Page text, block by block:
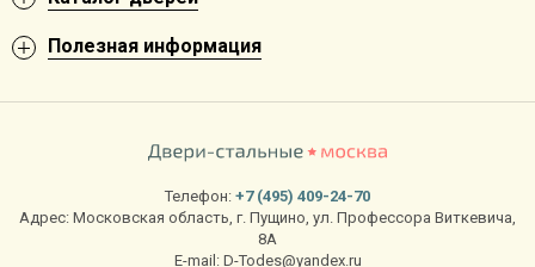
Полезная информация
Телефон: +7 (495) 409-24-70
Адрес: Московская область, г. Пущино, ул. Профессора Виткевича,
8А
E-mail: D-Todes@yandex.ru